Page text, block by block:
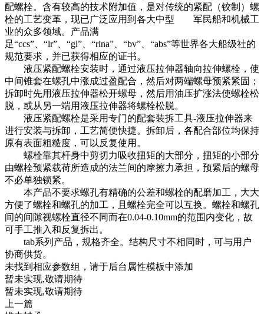
配螺栓。含有较高的技术附加值，是对传统的紧配（铰制）螺
栓的工艺变革，现已广泛应用到各大中型 军民船和机械工
业的众多领域。产品满
足“ccs”、“lr”、“gl”、“rina”、“bv”、“abs”等世界各大船级社的
规范要求，并已获得相应的证书。
液压紧配螺栓安装时，通过液压拉伸器轴向拉伸螺栓，使
中间锥套在螺孔中涨成过盈配合，然后对两端螺母预紧紧固；
拆卸时先用液压拉伸器松开螺母，然后用油压扩涨法使螺栓松
脱，或从另一端用液压拉伸器将螺栓松脱。
液压紧配螺栓是采用专门的配套装拆工具-液压拉伸器来
进行安装与拆卸，工艺简便快捷。拆卸后，各配合部位均保持
原有表面粗糙度，可以反复使用。
螺栓靠其杆身中剪切力吸收扭矩的大部分，扭矩的小部分
由螺栓预紧载荷所造成的法兰间的摩擦力承担，预紧后的螺母
不必单独锁紧。
本产品不要求螺孔有精确的公差和螺栓的配磨加工，大大
方便了螺栓和螺孔的加工，且螺栓完全可以互换。螺栓和螺孔
间的间隙视螺栓直径不同而在0.04-0.10mm的范围内变化，故
可手工推入和反复拆出。
tab系列产品，规格齐全。结构尺寸不相同时，可与用户
协商供货。
未找到相应参数组，请于后台属性模板中添加
暂未实现,敬请期待
暂未实现,敬请期待
上一篇